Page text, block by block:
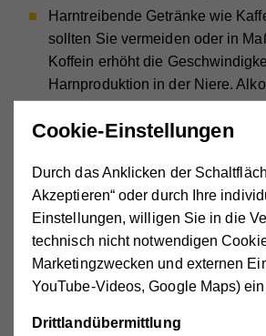
Harntreibende Getränke wie
sollten Sie vermeiden oder in
Koffein erhöht die
Harnproduktion in der Niere.
Cookie-Einstellungen
Durch das Anklicken der
Akzeptieren“ oder durch Ihre
Einstellungen, willigen Sie in die
technisch nicht notwendigen
Marketingzwecken und externen
YouTube-Videos, Google Maps) ein.
Drittlandübermittlung